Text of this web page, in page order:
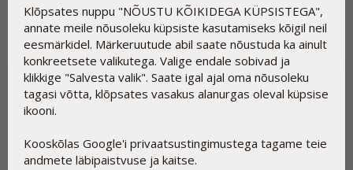
Lähtesta
Klõpsates nuppu "NÕUSTU KÕIKIDEGA KÜPSISTEGA",
annate meile nõusoleku küpsiste kasutamiseks kõigil neil
eesmärkidel. Märkeruutude abil saate nõustuda ka ainult
konkreetsete valikutega. Valige endale sobivad ja
klikkige "Salvesta valik". Saate igal ajal oma nõusoleku
tagasi võtta, klõpsates vasakus alanurgas oleval küpsise
ikooni.
Kooskõlas Google'i privaatsustingimustega tagame teie
andmete läbipaistvuse ja kaitse.